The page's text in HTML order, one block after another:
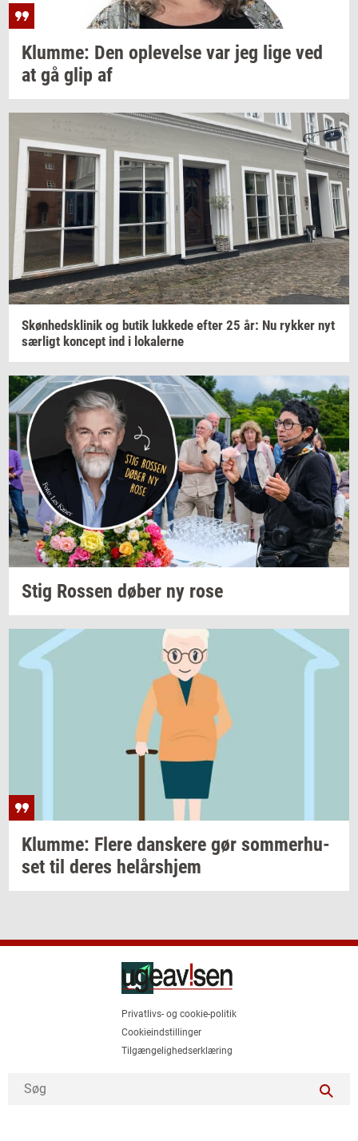
Klum­me: Den op­le­vel­se var jeg lige ved
at gå glip af
Skøn­heds­kli­nik og butik luk­ke­de efter 25 år: Nu ryk­ker nyt
sær­ligt kon­cept ind i lo­ka­ler­ne
Stig Ros­sen døber ny rose
Klum­me: Flere dan­ske­re gør som­mer­hu­
set til deres helårs­hjem
Privatlivs- og cookie-politik
Cookieindstillinger
Tilgængelighedserklæring